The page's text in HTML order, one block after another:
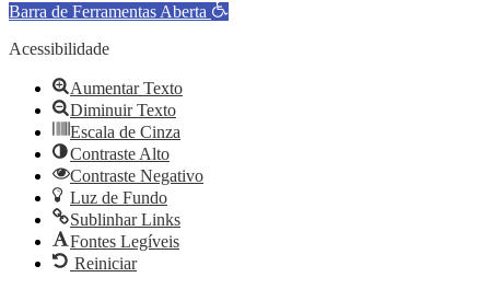
Barra de Ferramentas Aberta
Acessibilidade
Aumentar Texto
Diminuir Texto
Escala de Cinza
Contraste Alto
Contraste Negativo
Luz de Fundo
Sublinhar Links
Fontes Legíveis
Reiniciar